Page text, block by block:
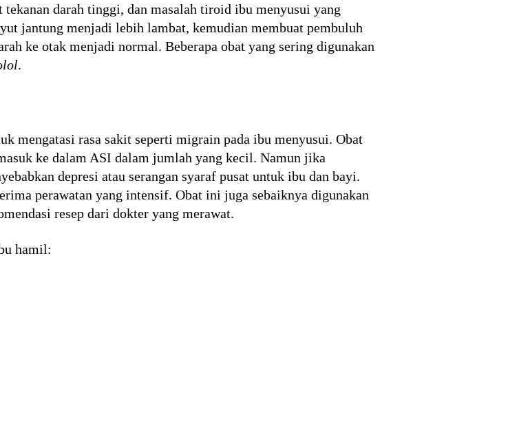
darah tinggi, dan masalah tiroid ibu menyusui yang
jantung menjadi lebih lambat, kemudian membuat pembuluh
ke otak menjadi normal. Beberapa obat yang sering digunakan
.
mengatasi rasa sakit seperti migrain pada ibu menyusui. Obat
ke dalam ASI dalam jumlah yang kecil. Namun jika
depresi atau serangan syaraf pusat untuk ibu dan bayi.
perawatan yang intensif. Obat ini juga sebaiknya digunakan
resep dari dokter yang merawat.
hamil: